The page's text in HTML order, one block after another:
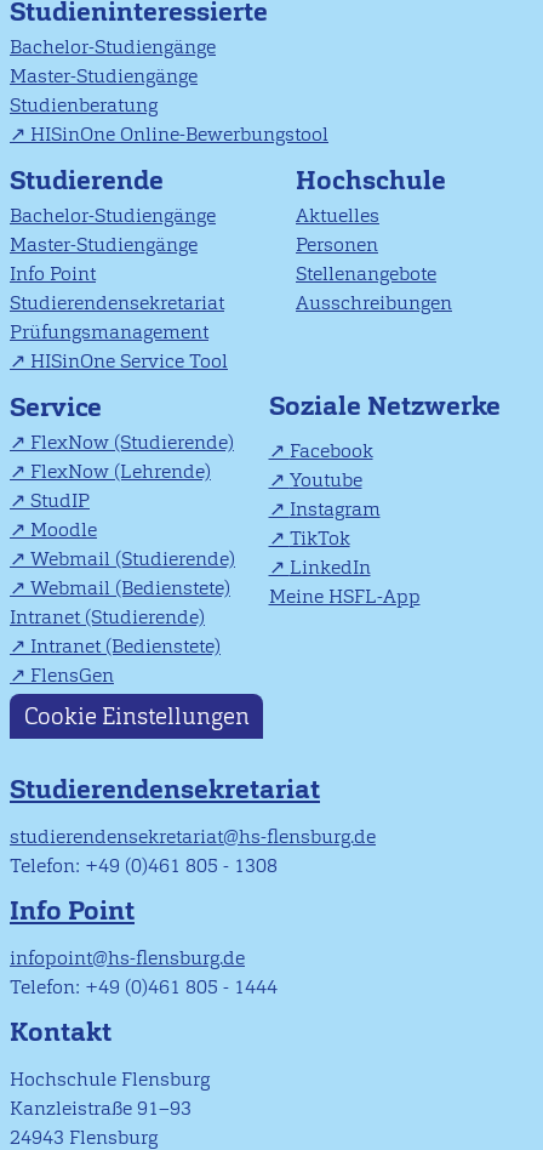
Studieninteressierte
Bachelor-Studiengänge
Master-Studiengänge
Studienberatung
HISinOne Online-Bewerbungstool
Studierende
Bachelor-Studiengänge
Master-Studiengänge
Info Point
Studierendensekretariat
Prüfungsmanagement
HISinOne Service Tool
Hochschule
Aktuelles
Personen
Stellenangebote
Ausschreibungen
Service
FlexNow (Studierende)
FlexNow (Lehrende)
StudIP
Moodle
Webmail (Studierende)
Webmail (Bedienstete)
Intranet (Studierende)
Intranet (Bedienstete)
FlensGen
Soziale Netzwerke
Facebook
Youtube
Instagram
TikTok
LinkedIn
Meine HSFL-App
Cookie Einstellungen
Studierendensekretariat
studierendensekretariat@hs-flensburg.de
Telefon: +49 (0)461 805 - 1308
Info Point
infopoint@hs-flensburg.de
Telefon: +49 (0)461 805 - 1444
Kontakt
Hochschule Flensburg
Kanzleistraße 91–93
24943 Flensburg